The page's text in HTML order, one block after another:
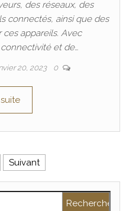
des réseaux, des
connectés, ainsi que des
appareils. Avec
et de…
20, 2023 0
Suivant